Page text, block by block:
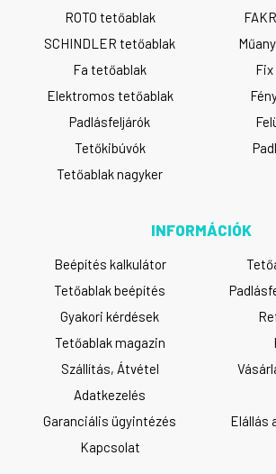
ROTO tetőablak
SCHINDLER tetőablak
Fa tetőablak
Elektromos tetőablak
Padlásfeljárók
Tetőkibúvók
Tetőablak nagyker
INFORMÁCIÓK
Beépítés kalkulátor
Tetőablak beépítés
Gyakori kérdések
Tetőablak magazin
Szállítás, Átvétel
Adatkezelés
Garanciális ügyintézés
Elállás
Kapcsolat